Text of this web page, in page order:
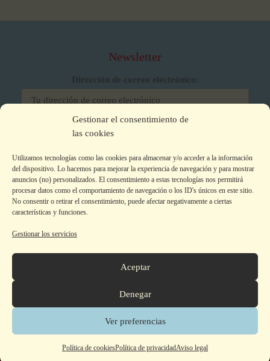
Gestionar el consentimiento de
las cookies
Utilizamos tecnologías como las cookies para almacenar y/o acceder a la información
del dispositivo. Lo hacemos para mejorar la experiencia de navegación y para mostrar
anuncios (no) personalizados. El consentimiento a estas tecnologías nos permitirá
procesar datos como el comportamiento de navegación o los ID's únicos en este sitio.
No consentir o retirar el consentimiento, puede afectar negativamente a ciertas
características y funciones.
Gestionar los servicios
Aceptar
Denegar
Ver preferencias
Polí­tica de cookiesPolí­tica de privacidadAviso legal
Newsletter
Dirección de correo electrónico:
He leído y acepto los términos y condiciones
Colecciones
Autor@s
Contacto